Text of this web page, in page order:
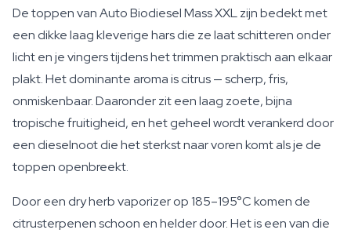
De toppen van Auto Biodiesel Mass XXL zijn bedekt met
een dikke laag kleverige hars die ze laat schitteren onder
licht en je vingers tijdens het trimmen praktisch aan elkaar
plakt. Het dominante aroma is citrus — scherp, fris,
onmiskenbaar. Daaronder zit een laag zoete, bijna
tropische fruitigheid, en het geheel wordt verankerd door
een dieselnoot die het sterkst naar voren komt als je de
toppen openbreekt.
Door een dry herb vaporizer op 185–195°C komen de
citrusterpenen schoon en helder door. Het is een van die